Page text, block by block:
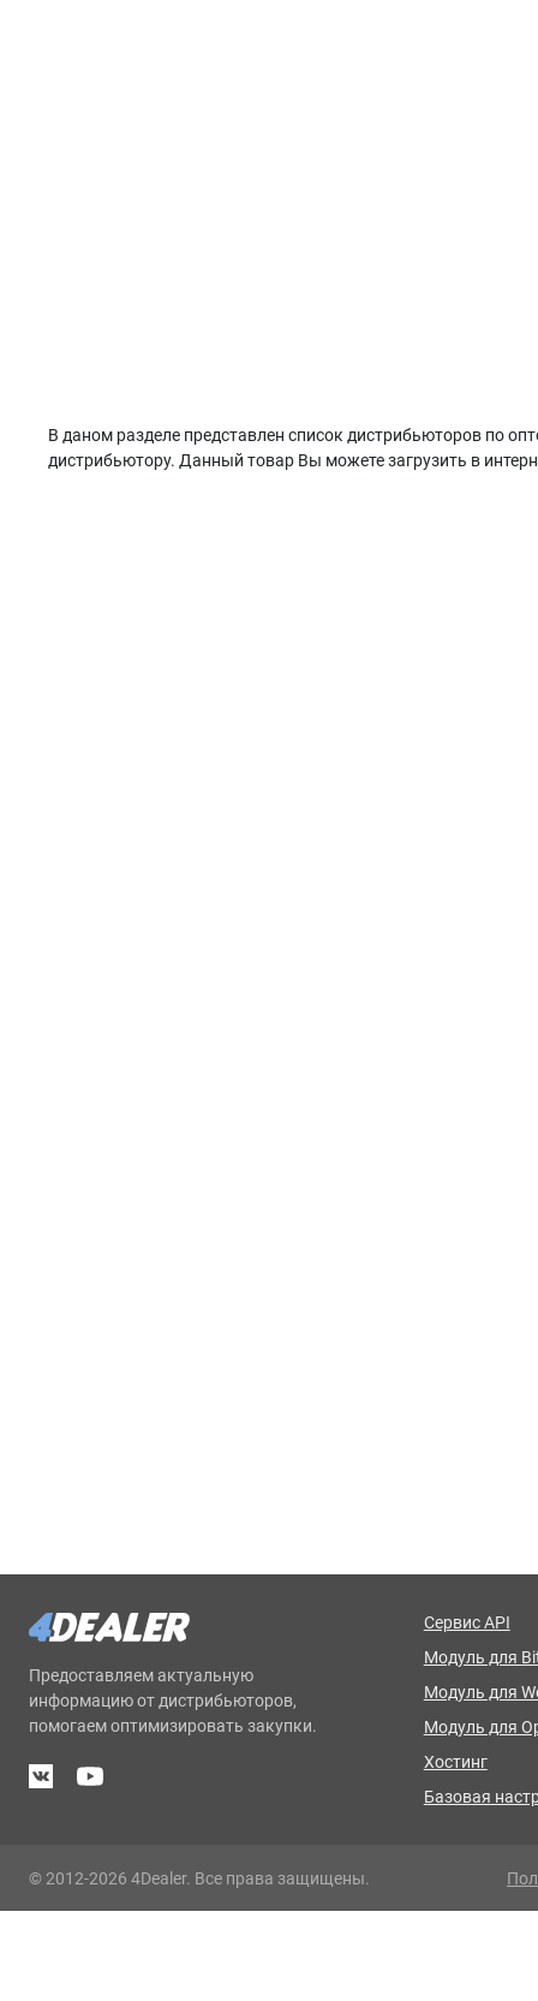
В даном разделе представлен список дистрибьюторов по
дистрибьютору. Данный товар Вы можете загрузить в
Предоставляем актуальную
информацию от дистрибьюторов,
помогаем оптимизировать закупки.
Сервис API
Модуль для
Модуль для
Модуль для
Хостинг
Базовая
© 2012-2026 4Dealer. Все права защищены.